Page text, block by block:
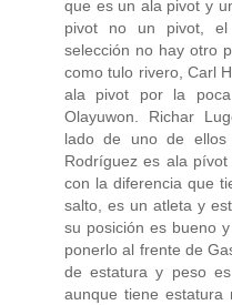
que es un ala pivot y
pivot no un pivot,
selección no hay otro
como tulo rivero, Carl
ala pivot por la
Olayuwon. Richar
lado de uno de
Rodríguez es ala
con la diferencia que
salto, es un atleta y
su posición es bueno
ponerlo al frente de
de estatura y peso
aunque tiene